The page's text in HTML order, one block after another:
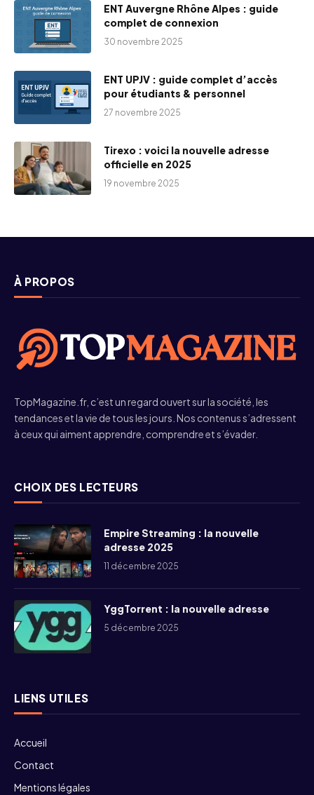
ENT Auvergne Rhône Alpes : guide
complet de connexion
30 novembre 2025
ENT UPJV : guide complet d’accès
pour étudiants & personnel
27 novembre 2025
Tirexo : voici la nouvelle adresse
officielle en 2025
19 novembre 2025
À PROPOS
TopMagazine.fr, c’est un regard ouvert sur la société, les
tendances et la vie de tous les jours. Nos contenus s’adressent
à ceux qui aiment apprendre, comprendre et s’évader.
CHOIX DES LECTEURS
Empire Streaming : la nouvelle
adresse 2025
11 décembre 2025
YggTorrent : la nouvelle adresse
5 décembre 2025
LIENS UTILES
Accueil
Contact
Mentions légales